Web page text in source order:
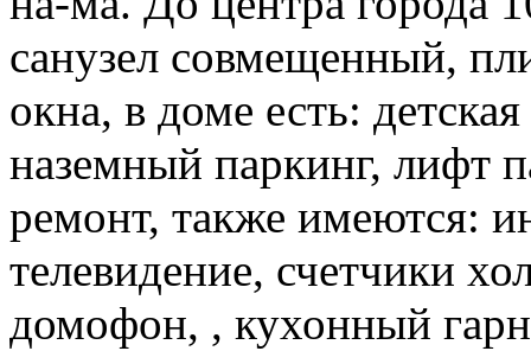
санузел совмещенный,
окна, в доме есть:
наземный паркинг, лифт
ремонт, также имеются:
телевидение, счетчики
домофон, , кухонный